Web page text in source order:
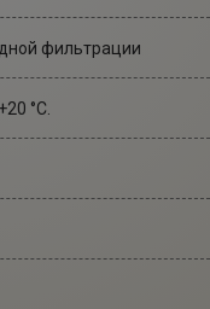
фильтрации
°С.